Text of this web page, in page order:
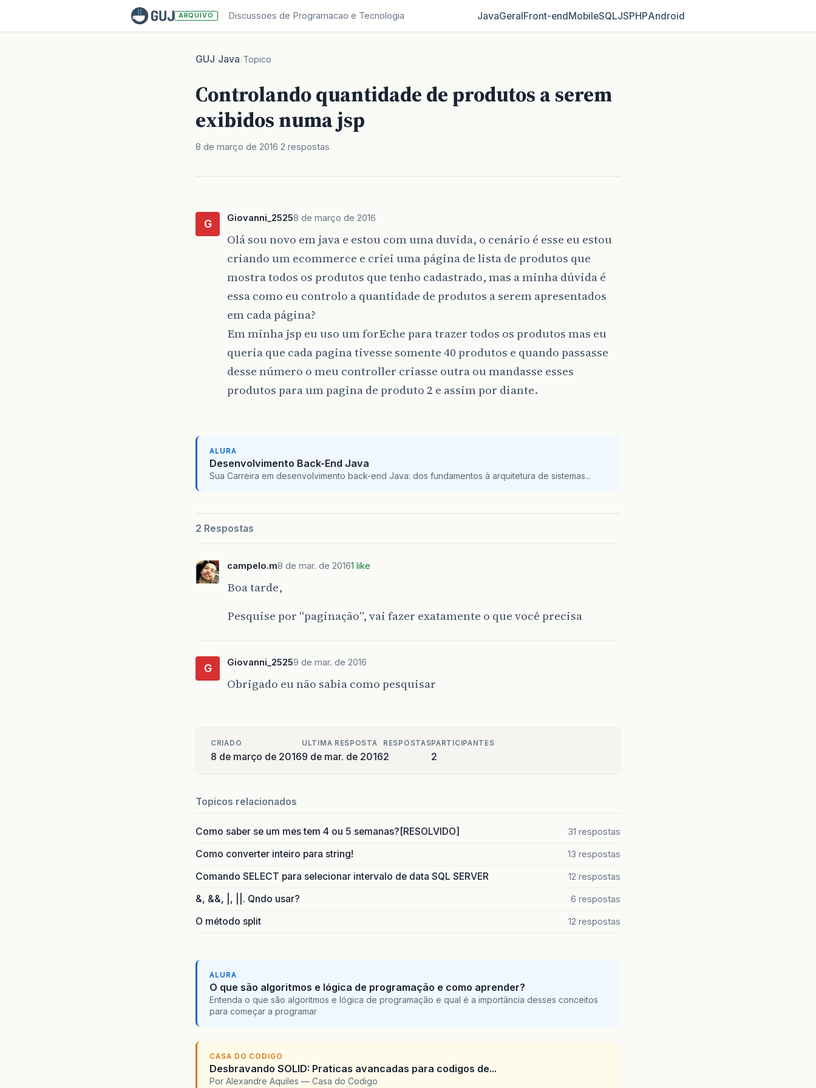
ARQUIVO Discussoes de Programacao e Tecnologia JavaGeralFront‑endMobileSQLJSPHPAndroid
GUJ/Java/Topico
Controlando quantidade de produtos a serem
exibidos numa jsp
8 de março de 2016 2 respostas
G Giovanni_25258 de março de 2016
Olá sou novo em java e estou com uma duvida, o cenário é esse eu estou
criando um ecommerce e criei uma página de lista de produtos que
mostra todos os produtos que tenho cadastrado, mas a minha dúvida é
essa como eu controlo a quantidade de produtos a serem apresentados
em cada página?
Em minha jsp eu uso um forEche para trazer todos os produtos mas eu
queria que cada pagina tivesse somente 40 produtos e quando passasse
desse número o meu controller criasse outra ou mandasse esses
produtos para um pagina de produto 2 e assim por diante.
ALURA
Desenvolvimento Back-End Java
Sua Carreira em desenvolvimento back-end Java: dos fundamentos à arquitetura de sistemas...
2 Respostas
campelo.m8 de mar. de 20161 like
Boa tarde,
Pesquise por “paginação”, vai fazer exatamente o que você precisa
G Giovanni_25259 de mar. de 2016
Obrigado eu não sabia como pesquisar
CRIADO
8 de março de 2016
ULTIMA RESPOSTA
9 de mar. de 2016
RESPOSTAS
2
PARTICIPANTES
2
Topicos relacionados
Como saber se um mes tem 4 ou 5 semanas?[RESOLVIDO] 31 respostas
Como converter inteiro para string! 13 respostas
Comando SELECT para selecionar intervalo de data SQL SERVER 12 respostas
&, &&, |, ||. Qndo usar? 6 respostas
O método split 12 respostas
ALURA
O que são algoritmos e lógica de programação e como aprender?
Entenda o que são algoritmos e lógica de programação e qual é a importância desses conceitos
para começar a programar
CASA DO CODIGO
Desbravando SOLID: Praticas avancadas para codigos de...
Por Alexandre Aquiles — Casa do Codigo